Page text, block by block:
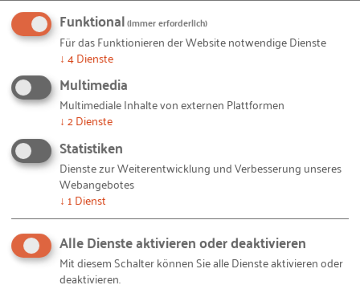
vielfältige Phantasien an (übrigens auch in der
UdSSR und der DDR) und ebenso beim RKW, das
seit Jahren Unternehmensplanung zu einem
zentralen Thema gemacht hatte. Die Idee dahinter
war einleuchtend: Wenn die „Kunst der Steuerung“
in der Technik und in sozialen Systemen mittels
Rückkopplungen bzw. Kommunikation und
Beobachtung komplexe Systeme steuern kann (bis
hin zu Apollo-Raumflügen, so Max Syrbe in der
Rationalisierung 3/1970:62), dann müsste das doch
anwendbar sein. 1968 regte das RKW die Gründung
der Gesellschaft für Wirtschafts- und
Funktional(immer erforderlich)
Für das Funktionieren der Website notwendige Dienste
↓ 4Dienste
Multimedia
Multimediale Inhalte von externen Plattformen
↓ 2Dienste
Statistiken
Dienste zur Weiterentwicklung und Verbesserung unseres
Webangebotes
↓ 1 Dienst
Alle Dienste aktivieren oder deaktivieren
Mit diesem Schalter können Sie alle Dienste aktivieren oder
deaktivieren.